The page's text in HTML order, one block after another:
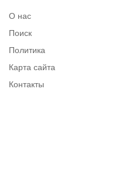
О нас
Поиск
Политика
Карта сайта
Контакты